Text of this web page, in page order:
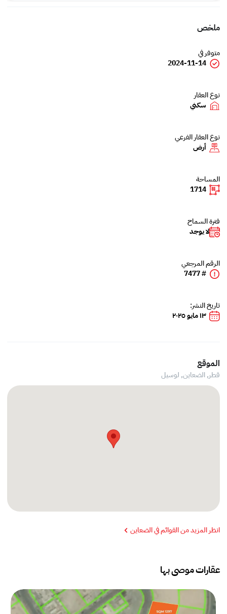
ملخص
متوفر في
2024-11-14
نوع العقار
سكني
نوع العقار الفرعي
أرض
المساحة
1714
فترة السماح
لا يوجد
الرقم المرجعي
# 7477
تاريخ النشر:
١٣ مايو ٢٠٢٥
الموقع
قطر, الضعاين, لوسيل
انظر المزيد من القوائم في الضعاين
عقارات موصى بها